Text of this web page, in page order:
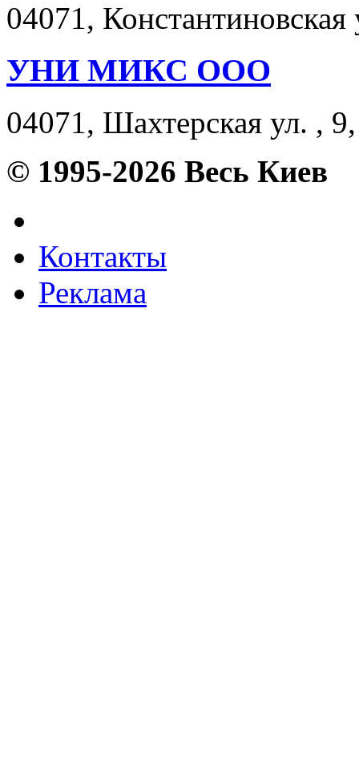
04071,
УНИ МИКС ООО
04071, Шахтерская ул. ,
© 1995-2026 Весь Киев
Контакты
Реклама